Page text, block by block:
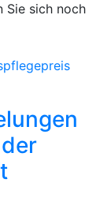
Sie sich noch